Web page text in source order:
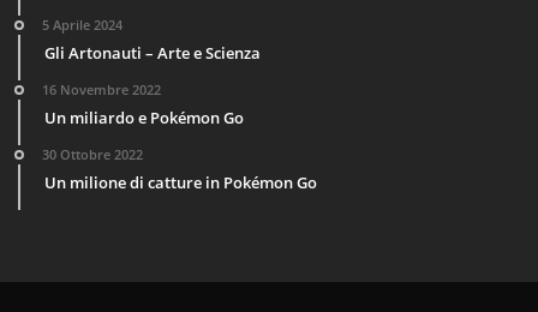
5 Aprile 2024
Gli Artonauti – Arte e Scienza
16 Novembre 2022
Un miliardo e Pokémon Go
30 Ottobre 2022
Un milione di catture in Pokémon Go